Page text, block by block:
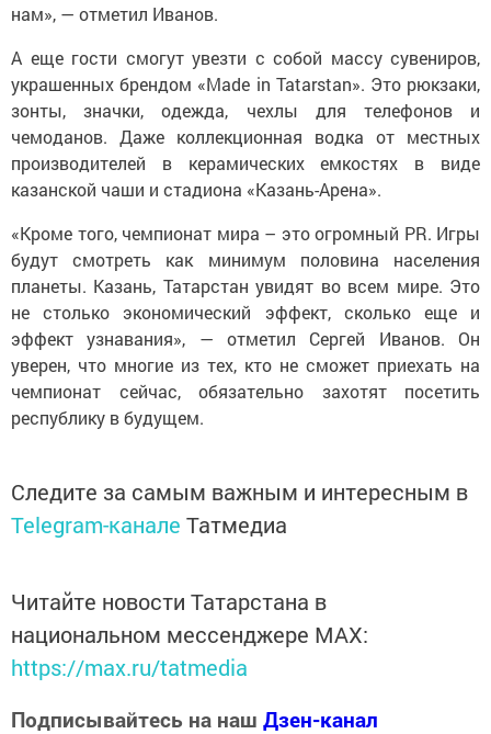
нам», — отметил Иванов.
А еще гости смогут увезти с собой массу сувениров,
украшенных брендом «Made in Tatarstan». Это рюкзаки,
зонты, значки, одежда, чехлы для телефонов и
чемоданов. Даже коллекционная водка от местных
производителей в керамических емкостях в виде
казанской чаши и стадиона «Казань-Арена».
«Кроме того, чемпионат мира – это огромный PR. Игры
будут смотреть как минимум половина населения
планеты. Казань, Татарстан увидят во всем мире. Это
не столько экономический эффект, сколько еще и
эффект узнавания», — отметил Сергей Иванов. Он
уверен, что многие из тех, кто не сможет приехать на
чемпионат сейчас, обязательно захотят посетить
республику в будущем.
Следите за самым важным и интересным в
Telegram-канале Татмедиа
Читайте новости Татарстана в
национальном мессенджере MАХ:
https://max.ru/tatmedia
Подписывайтесь на наш Дзен-канал